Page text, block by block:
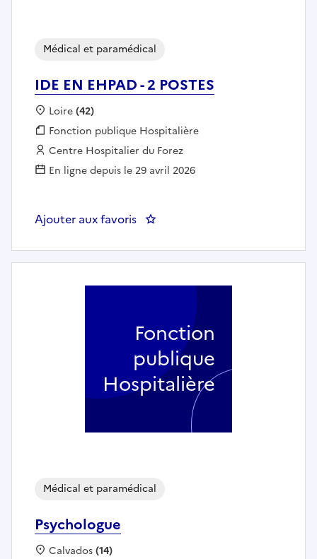
IDE EN EHPAD - 2 POSTES
Médical et paramédical
Localisation :
Loire(42)
Fonction publique :
Fonction publique Hospitalière
Employeur :
Centre Hospitalier du Forez
En ligne depuis le 29 avril 2026
Ajouter aux favoris : IDE EN EHPAD - 2 POSTES
Psychologue
Médical et paramédical
Localisation :
Calvados(14)
Fonction
publique
Hospitalière